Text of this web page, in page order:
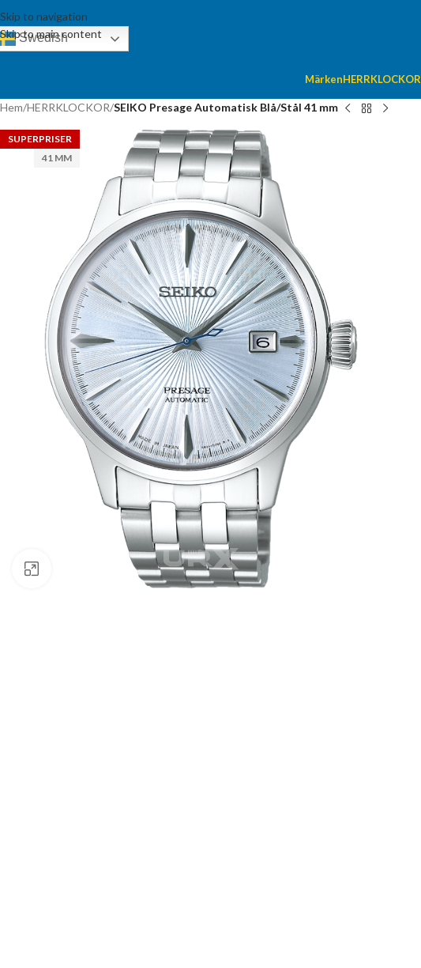
Skip to navigation
Skip to main content
Swedish
MärkenHERRKLOCKOR
Hem/HERRKLOCKOR/SEIKO Presage Automatisk Blå/Stål 41 mm
SUPERPRISER
41 MM